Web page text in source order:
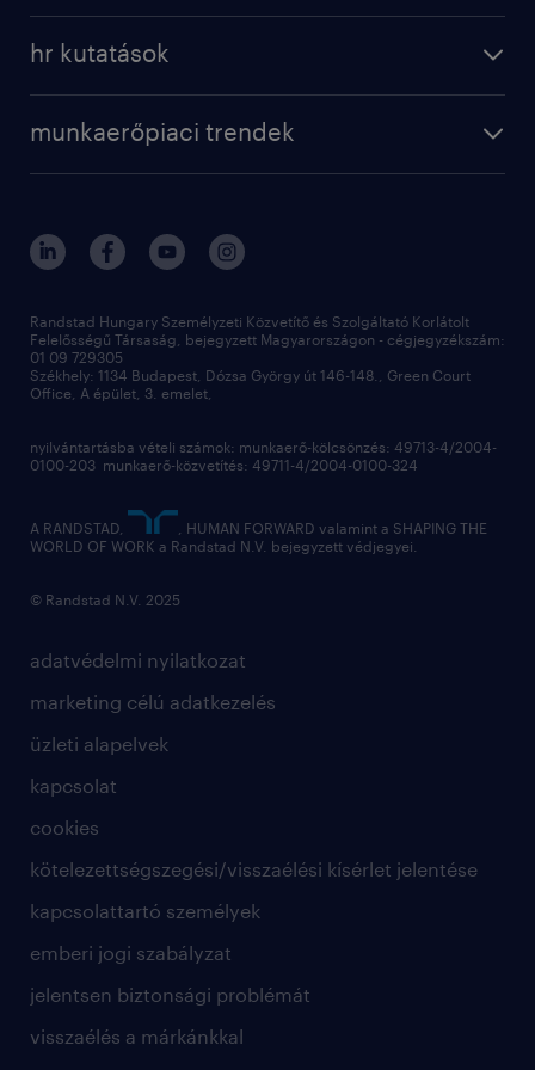
karrier tippek
kapcsolat
operational
kapcsolat
hr kutatások
employer brand research
munkaerőpiaci trendek
hr kutatások
kiválasztás
megtartás
munkahelyi teljesítmény
toborzás
munkaerőpiac
hírlevél
adatvédelmi nyilatkozat
marketing célú adatkezelés
üzleti alapelvek
kapcsolat
cookies
kötelezettségszegési/visszaélési kísérlet jelentése
kapcsolattartó személyek
emberi jogi szabályzat
jelentsen biztonsági problémát
visszaélés a márkánkkal
Randstad Hungary Személyzeti Közvetítő és Szolgáltató Korlátolt
Felelősségű Társaság, bejegyzett Magyarországon - cégjegyzékszám:
01 09 729305
Székhely: 1134 Budapest, Dózsa György út 146-148., Green Court
Office, A épület, 3. emelet,
nyilvántartásba vételi számok: munkaerő-kölcsönzés: 49713-4/2004-
0100-203 munkaerő-közvetítés: 49711-4/2004-0100-324
A RANDSTAD,
, HUMAN FORWARD valamint a SHAPING THE
WORLD OF WORK a Randstad N.V. bejegyzett védjegyei.
© Randstad N.V. 2025